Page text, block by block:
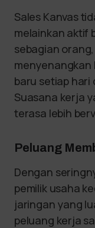
Sales Kanvas
melainkan aktif
sebagian
menyenangkan
baru setiap hari
Suasana kerja
terasa lebih
Peluang
Dengan
pemilik usaha
jaringan yang
peluang kerja